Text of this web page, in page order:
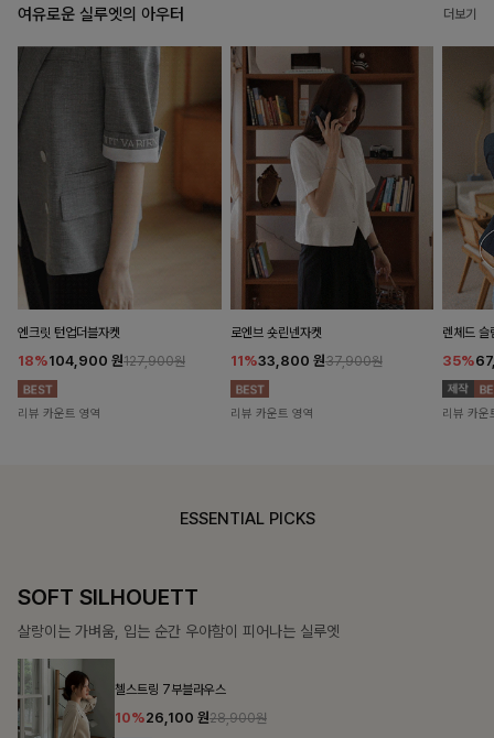
여유로운 실루엣의 아우터 더보기
엔크릿 턴업더블자켓
18%104,900 원127,900원
리뷰 카운트 영역
로엔브 숏린넨자켓
11%33,800 원37,900원
리뷰 카운트 영역
렌체드
35%
리뷰 카운
ESSENTIAL PICKS
COZY ESSENTIAL
매일의 일상을 부드럽게 감싸줄 니트 컬렉션
켐펜던트 꽈배기니트
15%22,900원26,900원